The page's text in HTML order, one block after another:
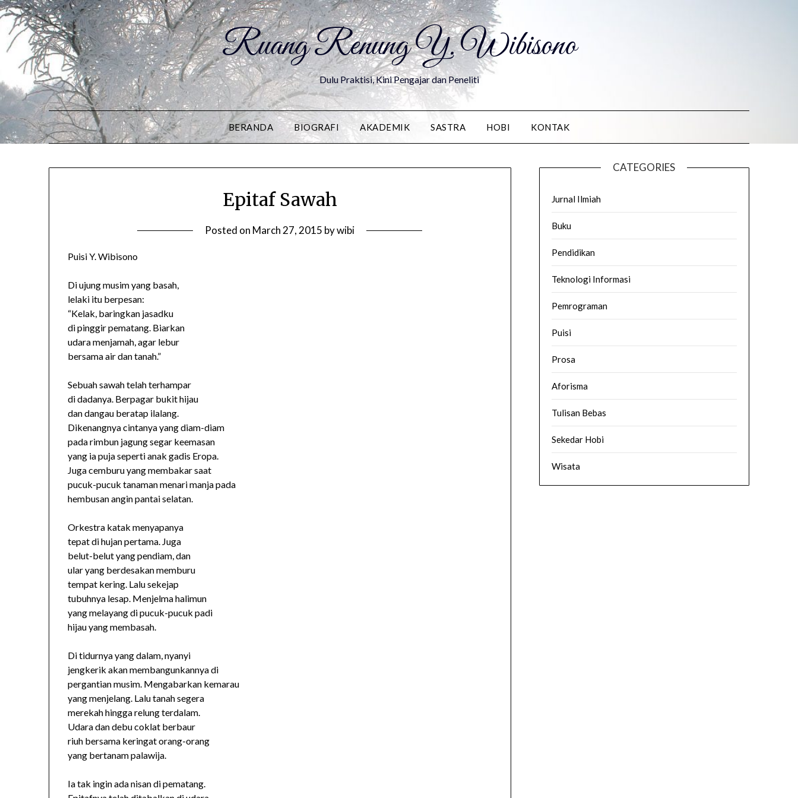
Ruang Renung Y. Wibisono
Dulu Praktisi, Kini Pengajar dan Peneliti
BERANDA BIOGRAFI AKADEMIK SASTRA HOBI KONTAK
Epitaf Sawah
Posted on March 27, 2015 bywibi
Puisi Y. Wibisono
Di ujung musim yang basah,
lelaki itu berpesan:
“Kelak, baringkan jasadku
di pinggir pematang. Biarkan
udara menjamah, agar lebur
bersama air dan tanah.”
Sebuah sawah telah terhampar
di dadanya. Berpagar bukit hijau
dan dangau beratap ilalang.
Dikenangnya cintanya yang diam-diam
pada rimbun jagung segar keemasan
yang ia puja seperti anak gadis Eropa.
Juga cemburu yang membakar saat
pucuk-pucuk tanaman menari manja pada
hembusan angin pantai selatan.
Orkestra katak menyapanya
tepat di hujan pertama. Juga
belut-belut yang pendiam, dan
ular yang berdesakan memburu
tempat kering. Lalu sekejap
tubuhnya lesap. Menjelma halimun
yang melayang di pucuk-pucuk padi
hijau yang membasah.
Di tidurnya yang dalam, nyanyi
jengkerik akan membangunkannya di
pergantian musim. Mengabarkan kemarau
yang menjelang. Lalu tanah segera
merekah hingga relung terdalam.
Udara dan debu coklat berbaur
riuh bersama keringat orang-orang
yang bertanam palawija.
Ia tak ingin ada nisan di pematang.
CATEGORIES
Jurnal Ilmiah
Buku
Pendidikan
Teknologi Informasi
Pemrograman
Puisi
Prosa
Aforisma
Tulisan Bebas
Sekedar Hobi
Wisata